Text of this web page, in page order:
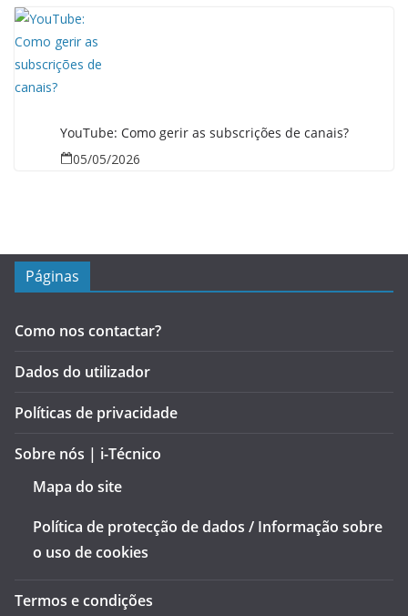
YouTube: Como gerir as subscrições de canais?
05/05/2026
Páginas
Como nos contactar?
Dados do utilizador
Políticas de privacidade
Sobre nós | i-Técnico
Mapa do site
Política de protecção de dados / Informação sobre
o uso de cookies
Termos e condições